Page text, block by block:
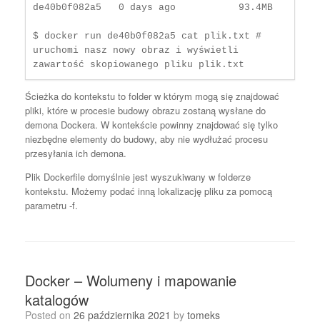
de40b0f082a5   0 days ago           93.4MB
$ docker run de40b0f082a5 cat plik.txt #
uruchomi nasz nowy obraz i wyświetli
zawartość skopiowanego pliku plik.txt
Ścieżka do kontekstu to folder w którym mogą się znajdować
pliki, które w procesie budowy obrazu zostaną wysłane do
demona Dockera. W kontekście powinny znajdować się tylko
niezbędne elementy do budowy, aby nie wydłużać procesu
przesyłania ich demona.
Plik Dockerfile domyślnie jest wyszukiwany w folderze
kontekstu. Możemy podać inną lokalizację pliku za pomocą
parametru -f.
Docker – Wolumeny i mapowanie
katalogów
Posted on 26 października 2021 by tomeks